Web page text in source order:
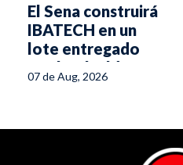
El Sena construirá
IBATECH en un
lote entregado
por la Alcaldía
07 de Aug, 2026